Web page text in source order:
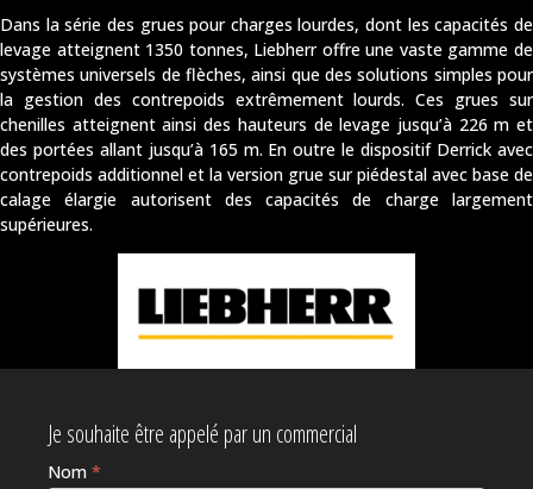
Dans la série des grues pour charges lourdes, dont les capacités de
levage atteignent 1350 tonnes, Liebherr offre une vaste gamme de
systèmes universels de flèches, ainsi que des solutions simples pour
la gestion des contrepoids extrêmement lourds. Ces grues sur
chenilles atteignent ainsi des hauteurs de levage jusqu’à 226 m et
des portées allant jusqu’à 165 m. En outre le dispositif Derrick avec
contrepoids additionnel et la version grue sur piédestal avec base de
calage élargie autorisent des capacités de charge largement
supérieures.
Je souhaite être appelé par un commercial
Nom *
Si vous